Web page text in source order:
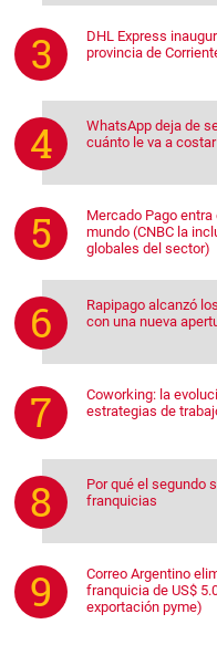
DHL Express
provincia de
WhatsApp deja de
cuánto le va a
Mercado Pago
mundo (CNBC la
globales del sector)
Rapipago alcanzó
con una nueva
Coworking: la
estrategias de
Por qué el segundo
franquicias
Correo Argentino
franquicia de US$
exportación pyme)